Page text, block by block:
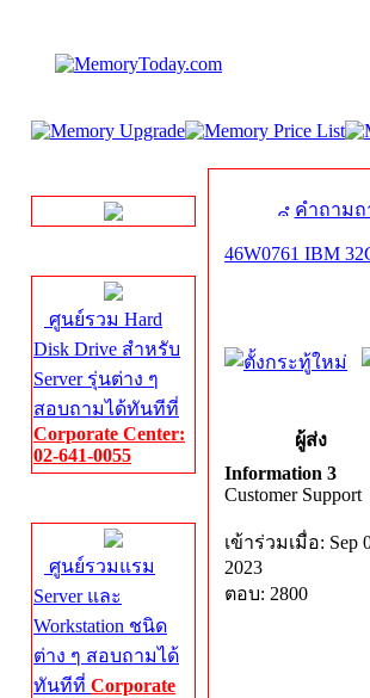
ศูนย์รวม Hard
Disk Drive สำหรับ
Server รุ่นต่าง ๆ
สอบถามได้ทันทีที่
Corporate Center:
02-641-0055
ศูนย์รวมแรม
Server และ
Workstation ชนิด
ต่าง ๆ สอบถามได้
ทันทีที่ Corporate
คำถาม
46W0761 IBM
ผู้ส่ง
Information 3
Customer Support
เข้าร่วมเมื่อ: Sep
2023
ตอบ: 2800